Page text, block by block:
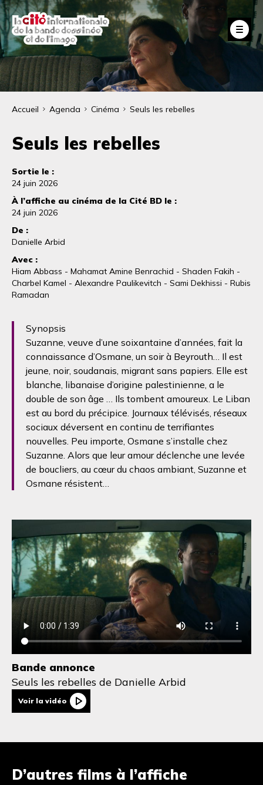
Aller
au
contenu
principal
Fil
Accueil Agenda Cinéma Seuls les rebelles
Seuls les rebelles
Sortie le :
24 juin 2026
À l’affiche au cinéma de la Cité BD le :
24 juin 2026
De :
Danielle Arbid
Avec :
Hiam Abbass - Mahamat Amine Benrachid - Shaden Fakih -
Charbel Kamel - Alexandre Paulikevitch - Sami Dekhissi - Rubis
Ramadan
Synopsis
Suzanne, veuve d’une soixantaine d’années, fait la
connaissance d’Osmane, un soir à Beyrouth… Il est
jeune, noir, soudanais, migrant sans papiers. Elle est
blanche, libanaise d’origine palestinienne, a le
double de son âge … Ils tombent amoureux. Le Liban
est au bord du précipice. Journaux télévisés, réseaux
sociaux déversent en continu de terrifiantes
nouvelles. Peu importe, Osmane s’installe chez
Suzanne. Alors que leur amour déclenche une levée
de boucliers, au cœur du chaos ambiant, Suzanne et
Osmane résistent…
Bande annonce
Seuls les rebelles de Danielle Arbid
Voir la vidéo
D’autres films à l’affiche